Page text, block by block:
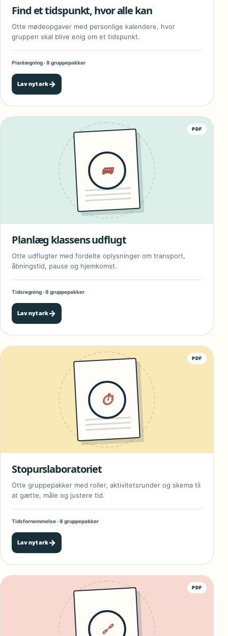
Find et tidspunkt, hvor alle kan
Otte mødeopgaver med personlige kalendere, hvor
gruppen skal blive enig om et tidspunkt.
Planlægning · 8 gruppepakker
Lav nyt ark→
PDF
🚌
Planlæg klassens udflugt
Otte udflugter med fordelte oplysninger om transport,
åbningstid, pause og hjemkomst.
Tidsregning · 8 gruppepakker
Lav nyt ark→
PDF
⏱
Stopurslaboratoriet
Otte gruppepakker med roller, aktivitetsrunder og skema til
at gætte, måle og justere tid.
Tidsfornemmelse · 8 gruppepakker
Lav nyt ark→
PDF
🔗